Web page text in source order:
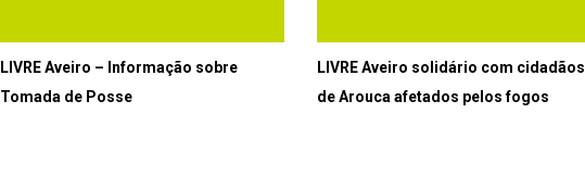
LIVRE Aveiro – Informação sobre
Tomada de Posse
LIVRE Aveiro solidário com cidadãos
de Arouca afetados pelos fogos